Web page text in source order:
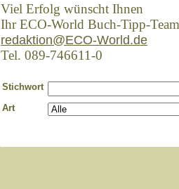
Viel Erfolg wünscht Ihnen
Ihr ECO-World Buch-Tipp-Team
redaktion@ECO-World.de
Tel. 089-746611-0
Stichwort
Art